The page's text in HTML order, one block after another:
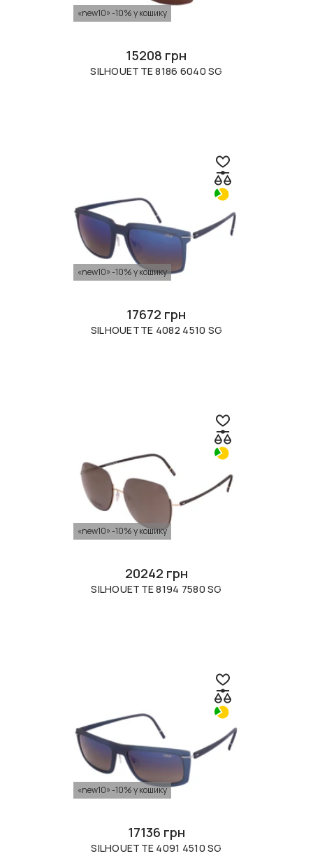
«new10» -10% у кошику
15208 грн
SILHOUETTE 8186 6040 SG
«new10» -10% у кошику
17672 грн
SILHOUETTE 4082 4510 SG
«new10» -10% у кошику
20242 грн
SILHOUETTE 8194 7580 SG
«new10» -10% у кошику
17136 грн
SILHOUETTE 4091 4510 SG